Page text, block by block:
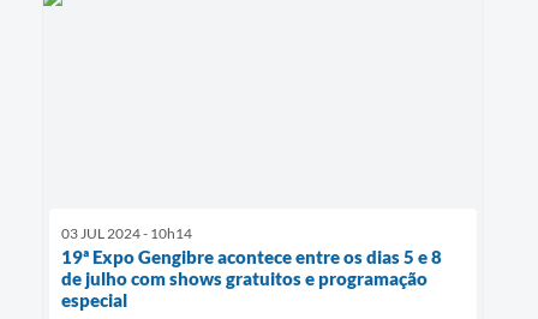
03 JUL 2024 - 10h14
19ª Expo Gengibre acontece entre os dias 5 e 8
de julho com shows gratuitos e programação
especial